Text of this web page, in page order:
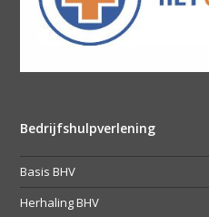
Bedrijfshulpverlening
Basis BHV
Herhaling BHV